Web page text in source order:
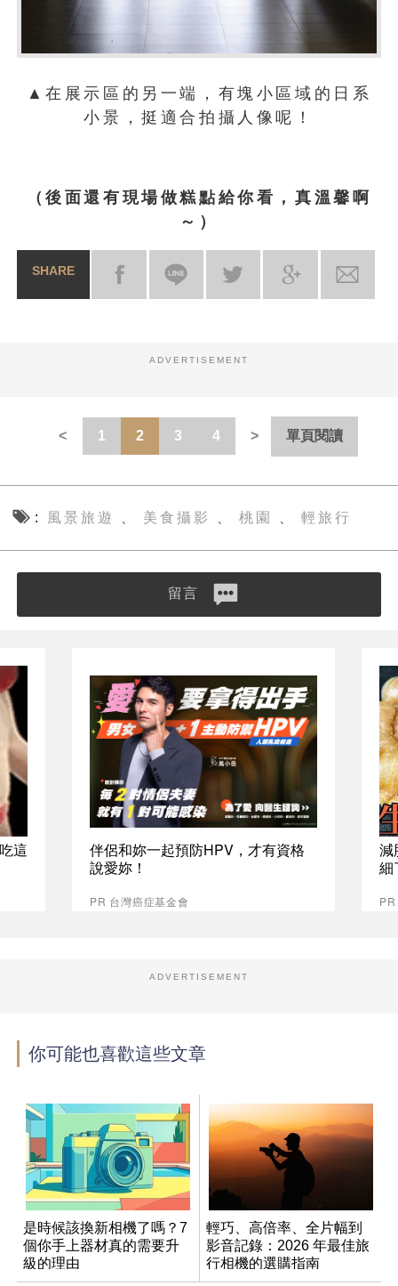
▲在展示區的另一端，有塊小區域的日系
小景，挺適合拍攝人像呢！
（後面還有現場做糕點給你看，真溫馨啊
～）
SHARE
ADVERTISEMENT
1 2 3 4 單頁閱讀
風景旅遊 美食攝影 桃園 輕旅行
留言
這
伴侶和妳一起預防HPV，才有資格
說愛妳！
PR 台灣癌症基金會
減
細
ADVERTISEMENT
你可能也喜歡這些文章
是時候該換新相機了嗎？7
個你手上器材真的需要升
級的理由
輕巧、高倍率、全片幅到
影音記錄：2026 年最佳旅
行相機的選購指南